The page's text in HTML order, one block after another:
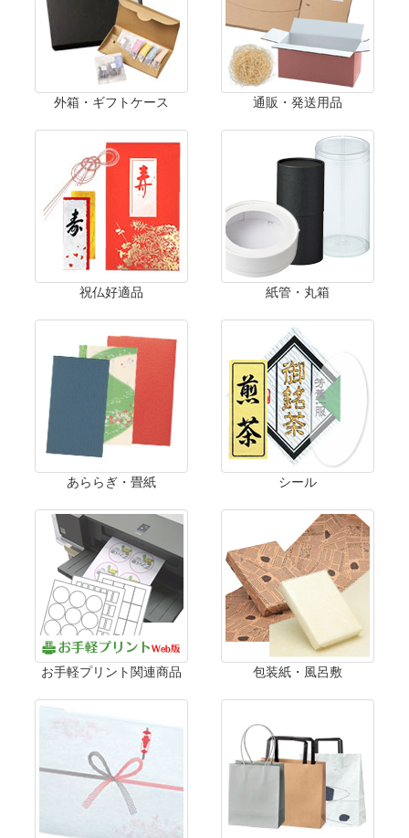
外箱・ギフトケース 通販・発送用品
祝仏好適品 紙管・丸箱
あららぎ・畳紙 シール
お手軽プリント関連商品 包装紙・風呂敷